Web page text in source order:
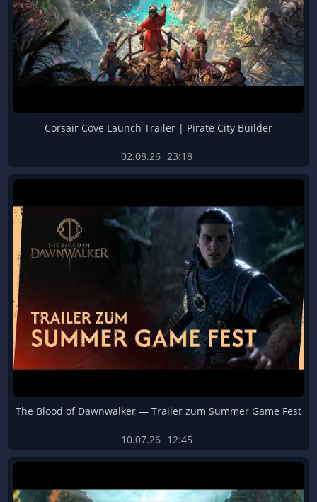
Corsair Cove Launch Trailer | Pirate City Builder
02.08.26 23:18
The Blood of Dawnwalker — Trailer zum Summer Game Fest
10.07.26 12:45